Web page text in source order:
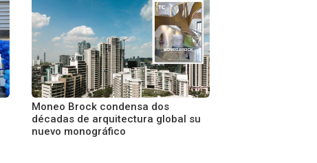
Moneo Brock condensa dos
décadas de arquitectura global su
nuevo monográfico